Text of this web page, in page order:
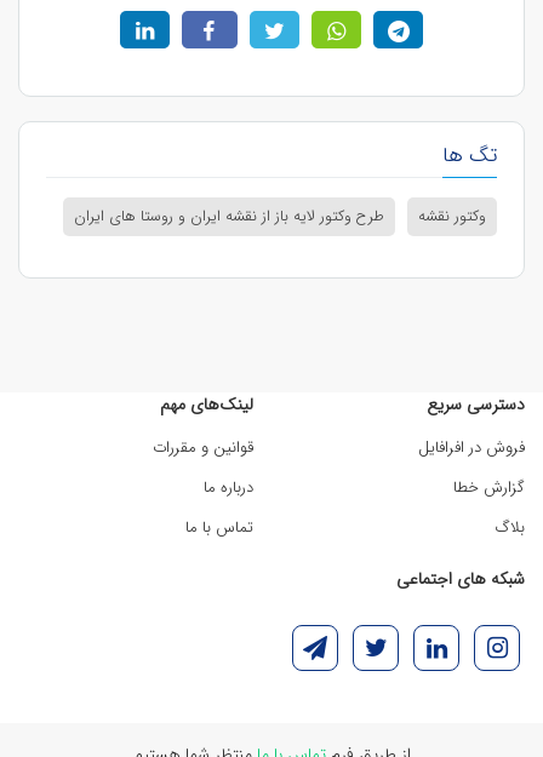
تگ ها
وکتور نقشه طرح وکتور لایه باز از نقشه ایران و روستا های ایران
دسترسی سریع
فروش در افرافایل
گزارش خطا
بلاگ
لینک‌های مهم
قوانین و مقررات
درباره ما
تماس با ما
شبکه های اجتماعی